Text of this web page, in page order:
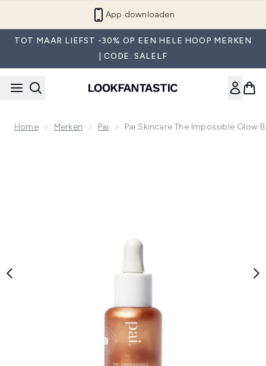
App downloaden
TOT MAAR LIEFST -30% OP EEN HELE HOOP MERKEN
| CODE: SALELF
Home Merken Pai Pai Skincare The Impossible Glow